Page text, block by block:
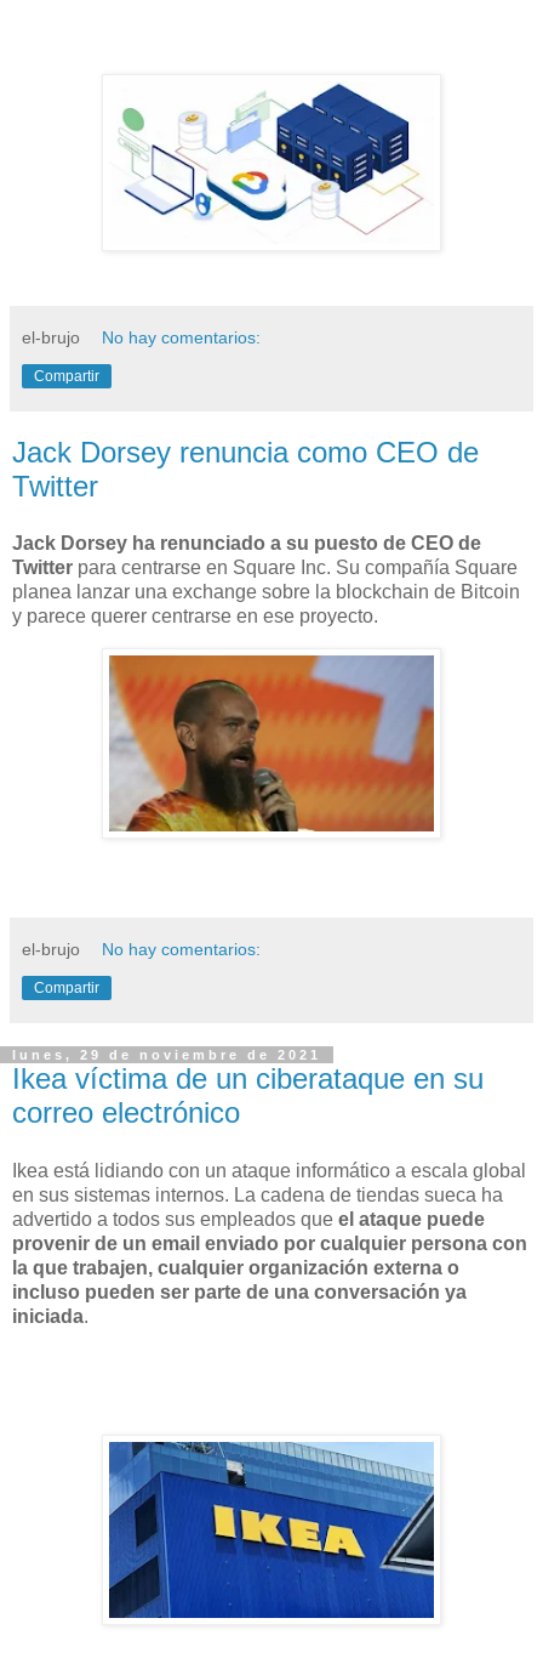
el-brujo No hay comentarios:
Compartir
Jack Dorsey renuncia como CEO de
Twitter
Jack Dorsey ha renunciado a su puesto de CEO de
Twitter para centrarse en Square Inc. Su compañía Square
planea lanzar una exchange sobre la blockchain de Bitcoin
y parece querer centrarse en ese proyecto.
el-brujo No hay comentarios:
Compartir
lunes, 29 de noviembre de 2021
Ikea víctima de un ciberataque en su
correo electrónico
Ikea está lidiando con un ataque informático a escala global
en sus sistemas internos. La cadena de tiendas sueca ha
advertido a todos sus empleados que el ataque puede
provenir de un email enviado por cualquier persona con
la que trabajen, cualquier organización externa o
incluso pueden ser parte de una conversación ya
iniciada.